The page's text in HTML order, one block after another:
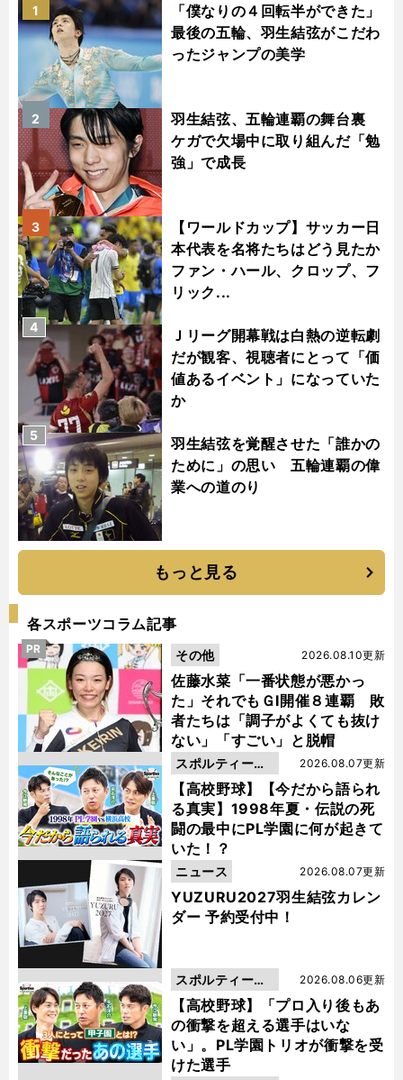
「僕なりの４回転半ができた」
最後の五輪、羽生結弦がこだわ
ったジャンプの美学
1
羽生結弦、五輪連覇の舞台裏
ケガで欠場中に取り組んだ「勉
強」で成長
2
【ワールドカップ】サッカー日
本代表を名将たちはどう見たか
ファン・ハール、クロップ、フ
リック...
3
Ｊリーグ開幕戦は白熱の逆転劇
だが観客、視聴者にとって「価
値あるイベント」になっていた
か
4
羽生結弦を覚醒させた「誰かの
ために」の思い 五輪連覇の偉
業への道のり
5
もっと見る
各スポーツコラム記事
佐藤水菜「一番状態が悪かっ
た」それでもＧⅠ開催８連覇 敗
者たちは「調子がよくても抜け
ない」「すごい」と脱帽
2026.08.10更新
その他
PR
【高校野球】【今だから語られ
る真実】1998年夏・伝説の死
闘の最中にPL学園に何が起きて
いた！？
2026.08.07更新
スポルティーバ
動画
YUZURU2027羽生結弦カレン
ダー 予約受付中！
2026.08.07更新
ニュース
【高校野球】「プロ入り後もあ
の衝撃を超える選手はいな
い」。PL学園トリオが衝撃を受
けた選手
2026.08.06更新
スポルティーバ
動画